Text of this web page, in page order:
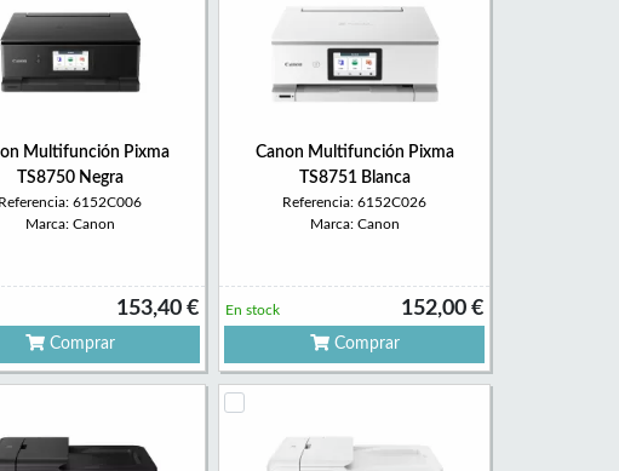
Multifunción Pixma
TS8750 Negra
Referencia: 6152C006
Marca: Canon
153,40 €
Comprar
Canon Multifunción Pixma
TS8751 Blanca
Referencia: 6152C026
Marca: Canon
152,00 €
En stock
Comprar